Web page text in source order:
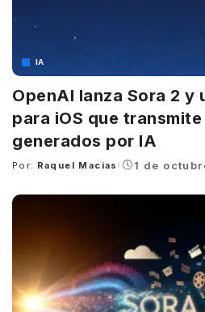
IA
OpenAI lanza Sora 2 y
para iOS que
generados por IA
Posted
Por: Raquel Macias 1 de